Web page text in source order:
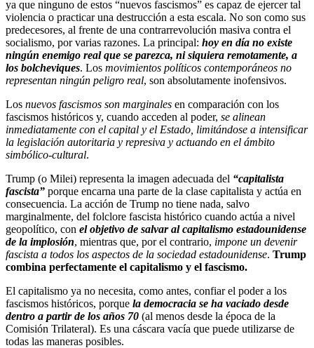
ya que ninguno de estos “nuevos fascismos” es capaz de ejercer tal
violencia o practicar una destrucción a esta escala. No son como sus
predecesores, al frente de una contrarrevolución masiva contra el
socialismo, por varias razones. La principal: hoy en día no existe
ningún enemigo real que se parezca, ni siquiera remotamente, a
los bolcheviques. Los movimientos políticos contemporáneos no
representan ningún peligro real, son absolutamente inofensivos.
Los nuevos fascismos son marginales en comparación con los
fascismos históricos y, cuando acceden al poder, se alinean
inmediatamente con el capital y el Estado, limitándose a intensificar
la legislación autoritaria y represiva y actuando en el ámbito
simbólico-cultural.
Trump (o Milei) representa la imagen adecuada del “capitalista
fascista” porque encarna una parte de la clase capitalista y actúa en
consecuencia. La acción de Trump no tiene nada, salvo
marginalmente, del folclore fascista histórico cuando actúa a nivel
geopolítico, con el objetivo de salvar al capitalismo estadounidense
de la implosión, mientras que, por el contrario, impone un devenir
fascista a todos los aspectos de la sociedad estadounidense. Trump
combina perfectamente el capitalismo y el fascismo.
El capitalismo ya no necesita, como antes, confiar el poder a los
fascismos históricos, porque la democracia se ha vaciado desde
dentro a partir de los años 70 (al menos desde la época de la
Comisión Trilateral). Es una cáscara vacía que puede utilizarse de
todas las maneras posibles.